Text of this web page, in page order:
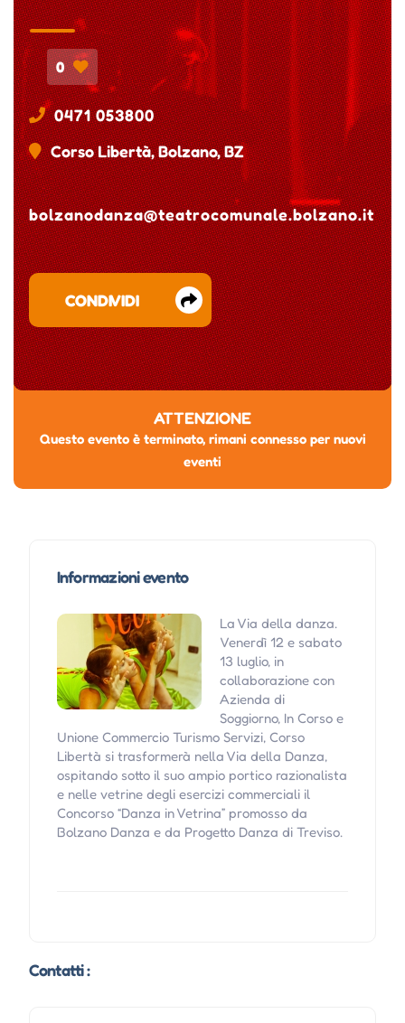
0
0471 053800
Corso Libertà, Bolzano, BZ
bolzanodanza@teatrocomunale.bolzano.it
CONDIVIDI
ATTENZIONE
Questo evento è terminato, rimani connesso per nuovi
eventi
Informazioni evento
La Via della danza.
Venerdì 12 e sabato
13 luglio, in
collaborazione con
Azienda di
Soggiorno, In Corso e
Unione Commercio Turismo Servizi, Corso
Libertà si trasformerà nella Via della Danza,
ospitando sotto il suo ampio portico razionalista
e nelle vetrine degli esercizi commerciali il
Concorso “Danza in Vetrina” promosso da
Bolzano Danza e da Progetto Danza di Treviso.
Contatti :